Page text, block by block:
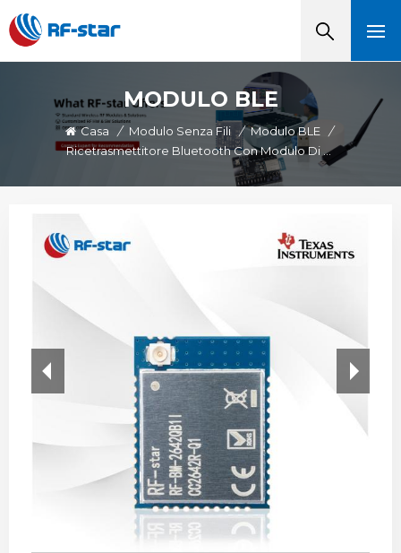
MODULO BLE
Casa / Modulo Senza Fili / Modulo BLE
/
Ricetrasmettitore Bluetooth Con Modulo Di Grado Automobilistico RF-Star CC2642R-Q1 Per Veicoli